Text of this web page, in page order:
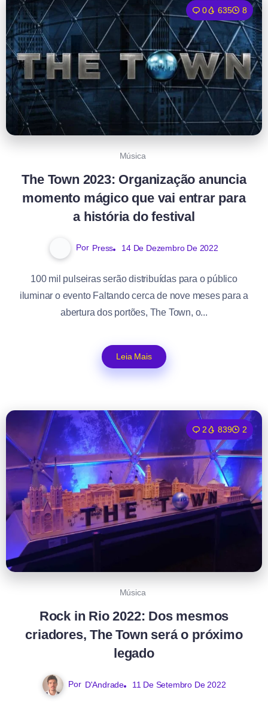
0 635 8
Música
The Town 2023: Organização anuncia
momento mágico que vai entrar para
a história do festival
Por Press 14 De Dezembro De 2022
100 mil pulseiras serão distribuídas para o público
iluminar o evento Faltando cerca de nove meses para a
abertura dos portões, The Town, o...
Leia Mais
2 839 2
Música
Rock in Rio 2022: Dos mesmos
criadores, The Town será o próximo
legado
Por D'Andrade 11 De Setembro De 2022